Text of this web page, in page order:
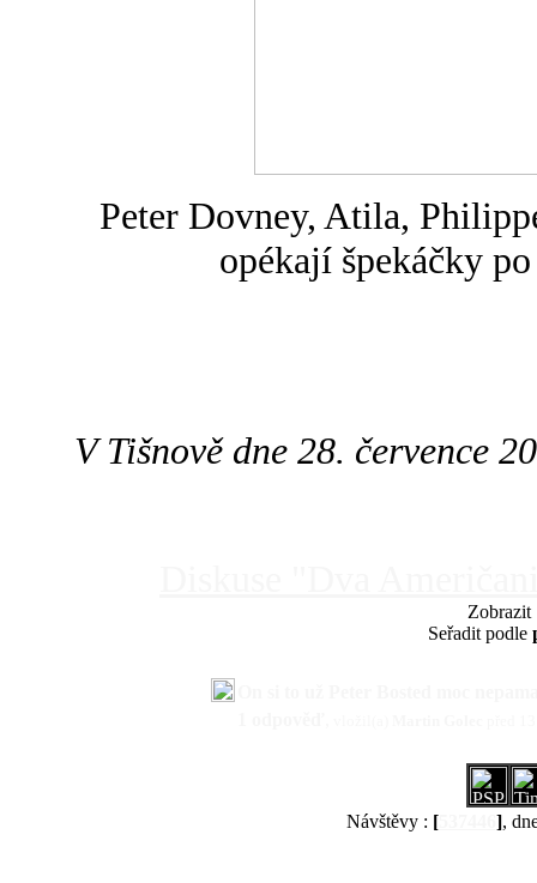
Peter Dovney, Atila,
opékají špekáčky
V Tišnově dne 28. července
Seřadit podle
Návštěvy : [537446 ],